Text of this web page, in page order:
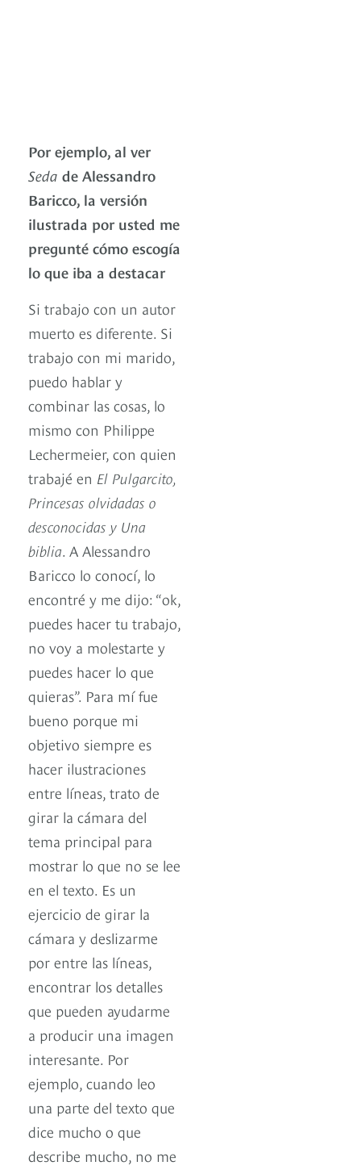
Por ejemplo, al ver
Seda de Alessandro
Baricco, la versión
ilustrada por usted me
pregunté cómo escogía
lo que iba a destacar
Si trabajo con un autor
muerto es diferente. Si
trabajo con mi marido,
puedo hablar y
combinar las cosas, lo
mismo con Philippe
Lechermeier, con quien
trabajé en El Pulgarcito,
Princesas olvidadas o
desconocidas y Una
biblia. A Alessandro
Baricco lo conocí, lo
encontré y me dijo: “ok,
puedes hacer tu trabajo,
no voy a molestarte y
puedes hacer lo que
quieras”. Para mí fue
bueno porque mi
objetivo siempre es
hacer ilustraciones
entre líneas, trato de
girar la cámara del
tema principal para
mostrar lo que no se lee
en el texto. Es un
ejercicio de girar la
cámara y deslizarme
por entre las líneas,
encontrar los detalles
que pueden ayudarme
a producir una imagen
interesante. Por
ejemplo, cuando leo
una parte del texto que
dice mucho o que
describe mucho, no me